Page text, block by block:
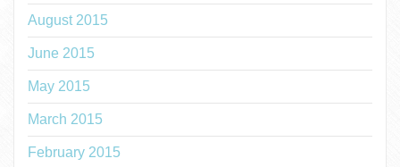
August 2015
June 2015
May 2015
March 2015
February 2015